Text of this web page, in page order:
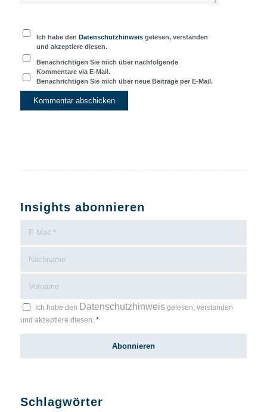
Ich habe denDatenschutzhinweis gelesen, verstanden
und akzeptiere diesen.
Benachrichtigen Sie mich über nachfolgende
Kommentare via E-Mail.
Benachrichtigen Sie mich über neue Beiträge per E-Mail.
Insights abonnieren
Ich habe den Datenschutzhinweisgelesen, verstanden
und akzeptiere diesen. *
Schlagwörter